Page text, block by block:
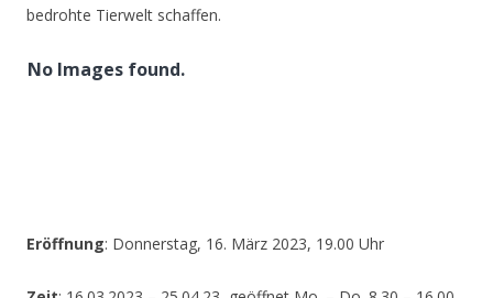
bedrohte Tierwelt schaffen.
No Images found.
Eröffnung: Donnerstag, 16. März 2023, 19.00 Uhr